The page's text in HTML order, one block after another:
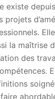
existe
projets
la maîtrise
des